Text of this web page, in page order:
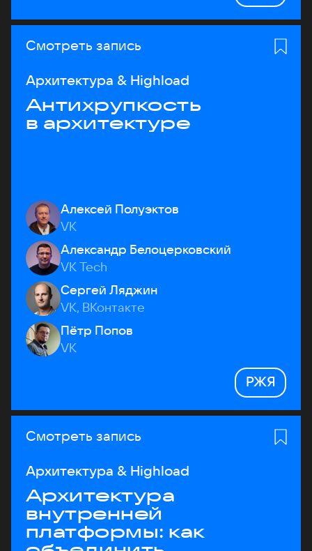
Смотреть запись
Архитектура & Highload
Антихрупкость
в архитектуре
Алексей Полуэктов
VK
Александр Белоцерковский
VK Tech
Сергей Ляджин
VK, ВКонтакте
Пётр Попов
VK
РЖЯ
Смотреть запись
Архитектура & Highload
Архитектура
внутренней
платформы: как